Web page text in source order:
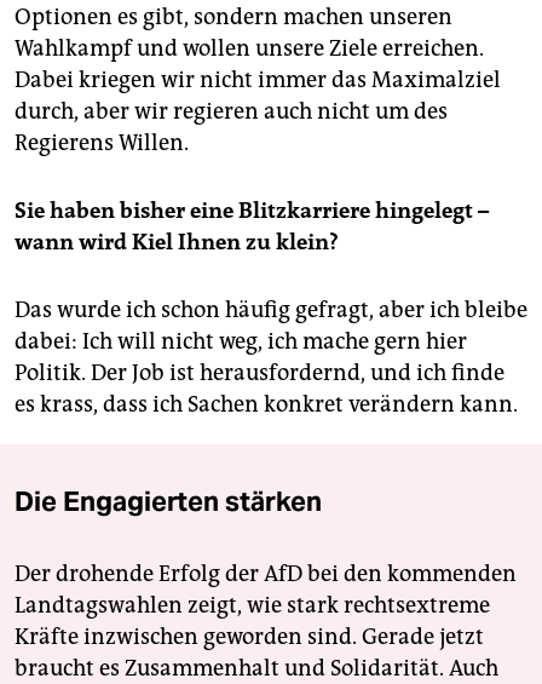
Optionen es gibt, sondern machen unseren
Wahlkampf und wollen unsere Ziele erreichen.
Dabei kriegen wir nicht immer das Maximalziel
durch, aber wir regieren auch nicht um des
Regierens Willen.
Sie haben bisher eine Blitzkarriere hingelegt –
wann wird Kiel Ihnen zu klein?
Das wurde ich schon häufig gefragt, aber ich bleibe
dabei: Ich will nicht weg, ich mache gern hier
Politik. Der Job ist herausfordernd, und ich finde
es krass, dass ich Sachen konkret verändern kann.
Die Engagierten stärken
Der drohende Erfolg der AfD bei den kommenden
Landtagswahlen zeigt, wie stark rechtsextreme
Kräfte inzwischen geworden sind. Gerade jetzt
braucht es Zusammenhalt und Solidarität. Auch